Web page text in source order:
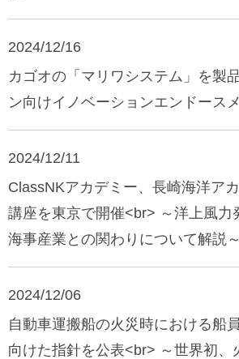
2024/12/16
カゴオの「マリワシステム」を製
ン向けイノベーションエンドース
2024/12/11
ClassNKアカデミー、長崎海洋ア
講座を東京で開催<br> ～洋上風力
海事産業との関わりについて解説～
2024/12/06
自動車運搬船の火災時における船
向けた指針を公表<br> ～世界初、